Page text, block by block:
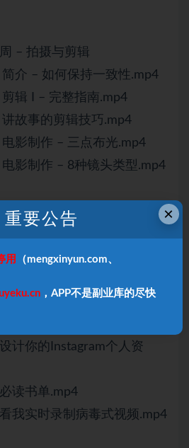
拍摄与剪辑
– 如何保持一致性.mp4
I – 完整指南.mp4
的剪辑技巧.mp4
作 – 三点布光.mp4
作 – 8种镜头类型.mp4
优化与策略
众画像.mp4
出病毒式创意.mp4
的Instagram个人资
书单.mp4
时录制病毒式视频.mp4
×
重要公告
用
（mengxinyun.com、
，APP不是副业库的尽快